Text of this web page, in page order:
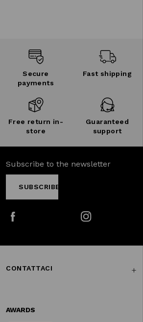
Secure
payments
Fast shipping
Free return in-
store
Guaranteed
support
Subscribe to the newsletter
SUBSCRIBE
CONTATTACI
AWARDS